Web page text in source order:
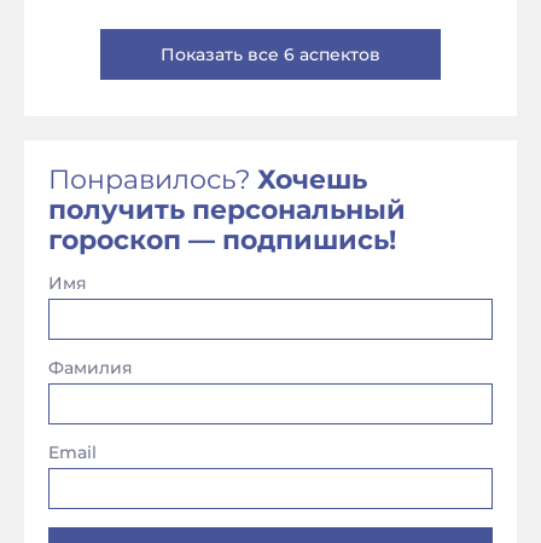
Показать все 6 аспектов
Понравилось? Хочешь
получить персональный
гороскоп — подпишись!
Имя
Фамилия
Email